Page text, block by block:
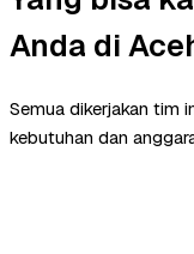
Anda di
Semua dikerjakan tim
kebutuhan dan